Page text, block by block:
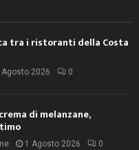
tra i ristoranti della Costa
Agosto 2026 0
di melanzane,
1 Agosto 2026 0